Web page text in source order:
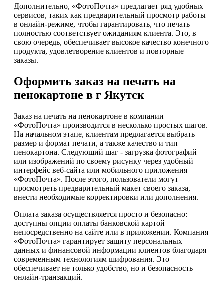
Дополнительно, «ФотоПочта» предлагает ряд удобных
сервисов, таких как предварительный просмотр работы
в онлайн-режиме, чтобы гарантировать, что печать
полностью соответствует ожиданиям клиента. Это, в
свою очередь, обеспечивает высокое качество конечного
продукта, удовлетворение клиентов и повторные
заказы.
Оформить заказ на печать на
пенокартоне в г Якутск
Заказ на печать на пенокартоне в компании
«ФотоПочта» производится в несколько простых шагов.
На начальном этапе, клиентам предлагается выбрать
размер и формат печати, а также качество и тип
пенокартона. Следующий шаг - загрузка фотографий
или изображений по своему рисунку через удобный
интерфейс веб-сайта или мобильного приложения
«ФотоПочта». После этого, пользователи могут
просмотреть предварительный макет своего заказа,
внести необходимые корректировки или дополнения.
Оплата заказа осуществляется просто и безопасно:
доступны опции оплаты банковской картой
непосредственно на сайте или в приложении. Компания
«ФотоПочта» гарантирует защиту персональных
данных и финансовой информации клиентов благодаря
современным технологиям шифрования. Это
обеспечивает не только удобство, но и безопасность
онлайн-транзакций.